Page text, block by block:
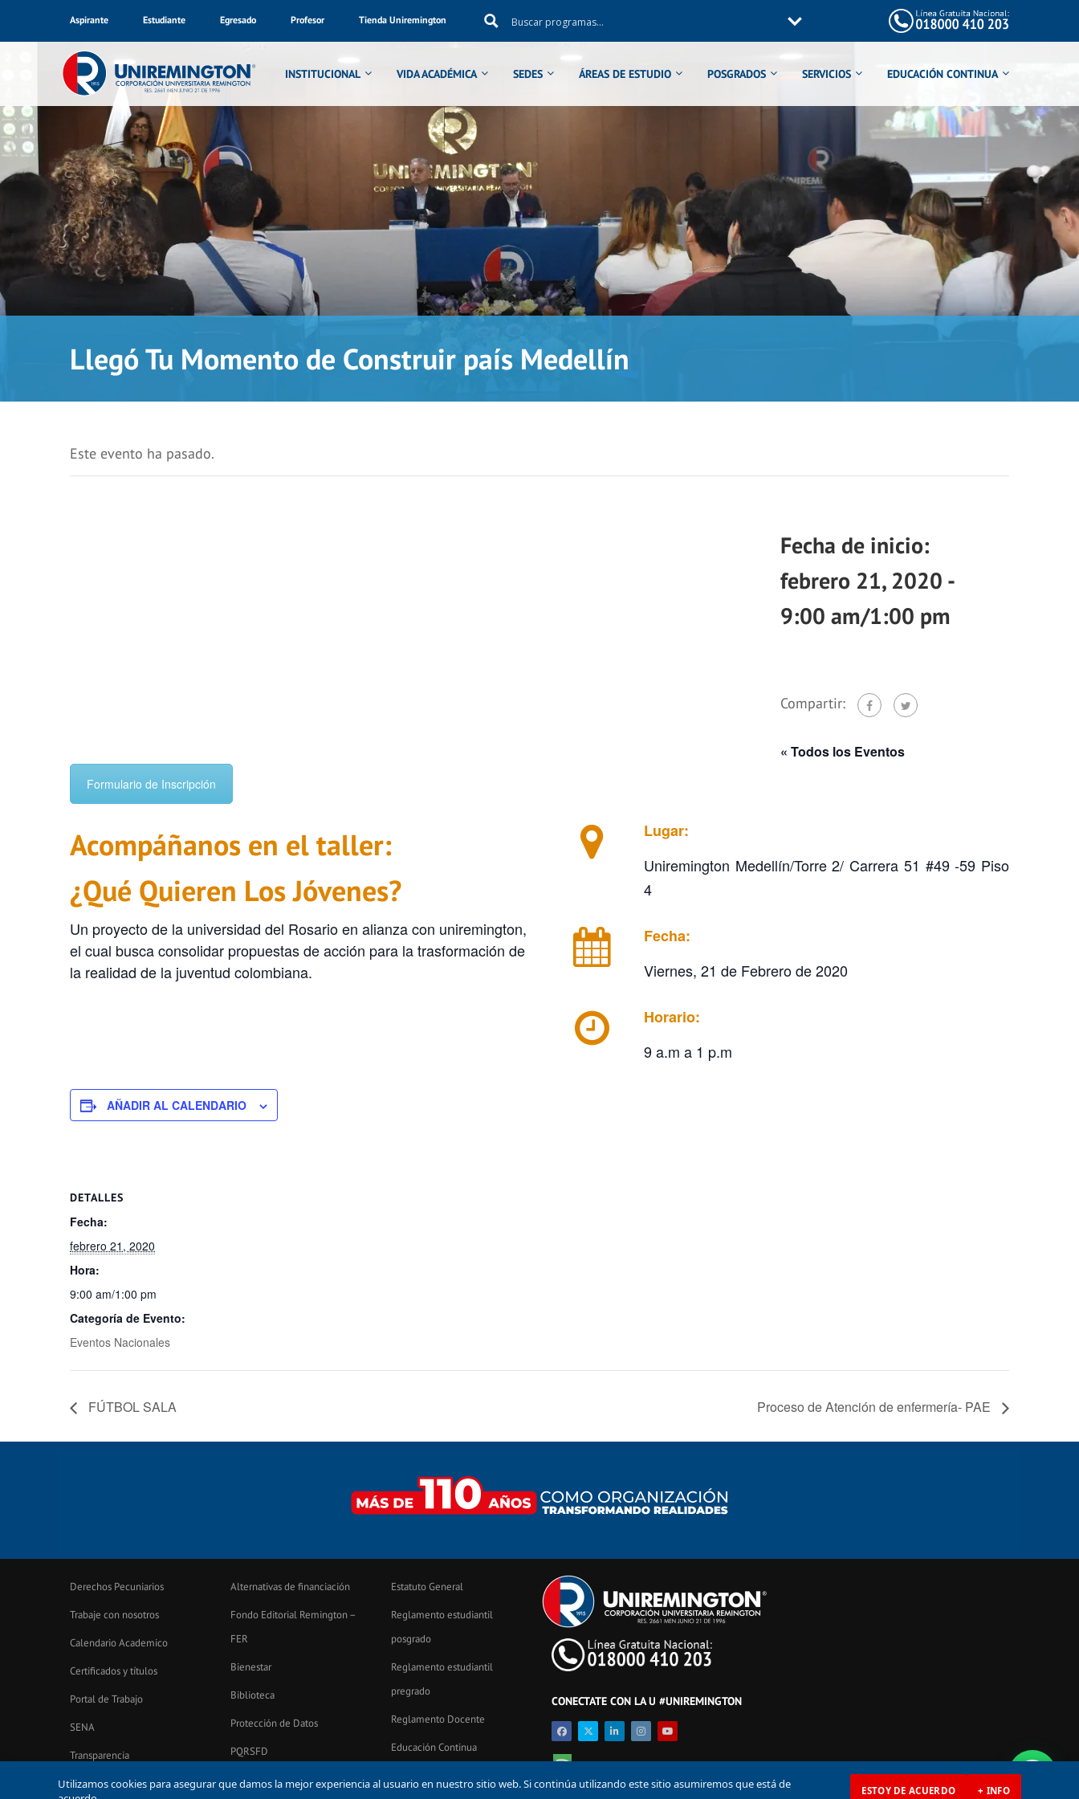
Aspirante Estudiante Egresado Profesor Tienda Uniremington
INSTITUCIONAL VIDA ACADÉMICA SEDES ÁREAS DE ESTUDIO POSGRADOS SERVICIOS EDUCACIÓN CONTINUA
Llegó Tu Momento de Construir país Medellín
Este evento ha pasado.
febrero 21, 2020 -
9:00 am/1:00 pm
Compartir:
« Todos los Eventos
Formulario de Inscripción
Acompáñanos en el taller:
¿Qué Quieren Los Jóvenes?
Un proyecto de la universidad del Rosario en alianza con uniremington,
el cual busca consolidar propuestas de acción para la trasformación de
la realidad de la juventud colombiana.
Lugar:
Uniremington Medellín/Torre 2/ Carrera 51 #49 -59 Piso
4
Fecha:
Viernes, 21 de Febrero de 2020
Horario:
9 a.m a 1 p.m
AÑADIR AL CALENDARIO
DETALLES
Fecha:
febrero 21, 2020
Hora:
9:00 am/1:00 pm
Categoría de Evento:
Eventos Nacionales
FÚTBOL SALA Proceso de Atención de enfermería- PAE
Derechos Pecuniarios
Trabaje con nosotros
Calendario Academico
Certificados y títulos
Portal de Trabajo
SENA
Transparencia
Encuestas Uniremington
Alternativas de financiación
Fondo Editorial Remington –
FER
Bienestar
Biblioteca
Protección de Datos
PQRSFD
notificacionesjudiciales@uniremington.edu.co
Estatuto General
Reglamento estudiantil
posgrado
Reglamento estudiantil
pregrado
Reglamento Docente
Educación Continua
CONECTATE CON LA U #UNIREMINGTON
Utilizamos cookies para asegurar que damos la mejor experiencia al usuario en nuestro sitio web. Si continúa utilizando este sitio asumiremos que está de
ESTOY DE ACUERDO + INFO